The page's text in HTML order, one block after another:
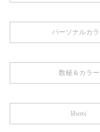
パーソナルカ
数秘＆カラー
liberté